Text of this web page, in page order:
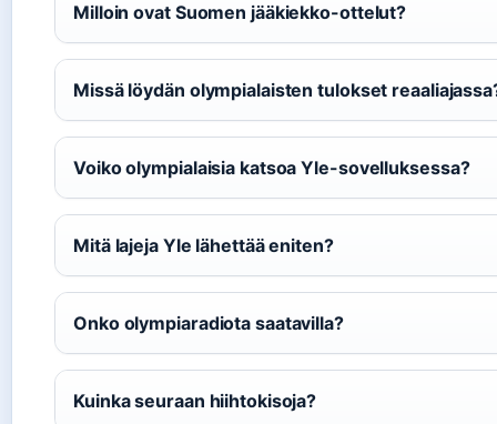
Milloin ovat Suomen jääkiekko-ottelut?
Missä löydän olympialaisten tulokset
Voiko olympialaisia katsoa Yle-sovelluksessa?
Mitä lajeja Yle lähettää eniten?
Onko olympiaradiota saatavilla?
Kuinka seuraan hiihtokisoja?